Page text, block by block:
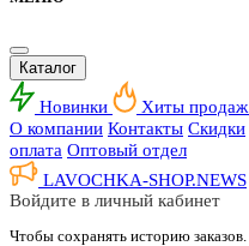
Каталог
Новинки Хиты продаж
О компании Контакты Скидки
оплата Оптовый отдел
LAVOCHKA-SHOP.NEWS
Войдите в личный кабинет
Чтобы сохранять историю заказов.